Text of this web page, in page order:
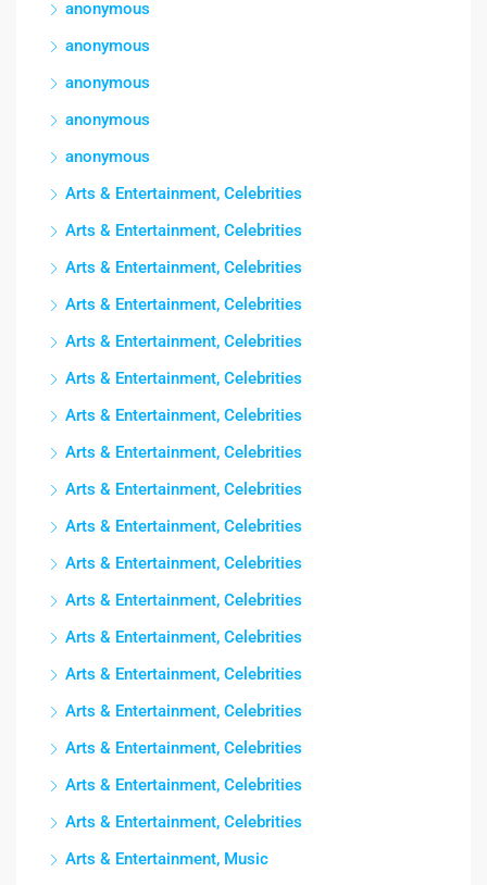
anonymous
anonymous
anonymous
anonymous
anonymous
Arts & Entertainment, Celebrities
Arts & Entertainment, Celebrities
Arts & Entertainment, Celebrities
Arts & Entertainment, Celebrities
Arts & Entertainment, Celebrities
Arts & Entertainment, Celebrities
Arts & Entertainment, Celebrities
Arts & Entertainment, Celebrities
Arts & Entertainment, Celebrities
Arts & Entertainment, Celebrities
Arts & Entertainment, Celebrities
Arts & Entertainment, Celebrities
Arts & Entertainment, Celebrities
Arts & Entertainment, Celebrities
Arts & Entertainment, Celebrities
Arts & Entertainment, Celebrities
Arts & Entertainment, Celebrities
Arts & Entertainment, Celebrities
Arts & Entertainment, Music